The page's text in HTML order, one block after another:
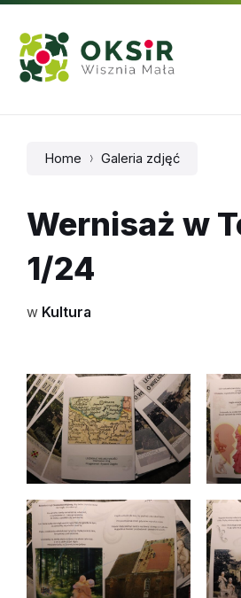
Skip
content
Skip
main
navigation
Skip
footer
Home Galeria zdjęć
Wernisaż w
1/24
w Kultura